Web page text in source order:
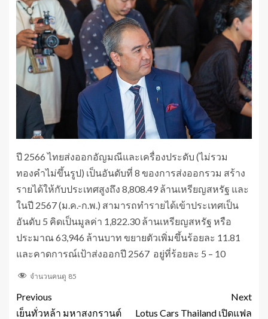
ปี 2566 ไทยส่งออกอัญมณีและเครื่องประดับ (ไม่รวม
ทองคำไม่ขึ้นรูป) เป็นอันดับที่ 8 ของการส่งออกรวม สร้าง
รายได้ให้กับประเทศสูงถึง 8,808.49 ล้านเหรียญสหรัฐ และ
ในปี 2567 (ม.ค.-ก.พ.) สามารถทำรายได้เข้าประเทศเป็น
อันดับ 5 คิดเป็นมูลค่า 1,822.30 ล้านเหรียญสหรัฐ หรือ
ประมาณ 63,946 ล้านบาท ขยายตัวเพิ่มขึ้นร้อยละ 11.81
และคาดการณ์เป้าส่งออกปี 2567 อยู่ที่ร้อยละ 5 – 10
จำนวนคนดู 85
Previous
เย็นทั่วหล้า มหาสงกรานต์
Next
Lotus Cars Thailand เปิดแฟล